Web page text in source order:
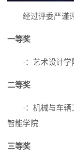
经过评委严谨评
一等奖
·：艺术设计学
二等奖
·：机械与车辆
智能学院
三等奖